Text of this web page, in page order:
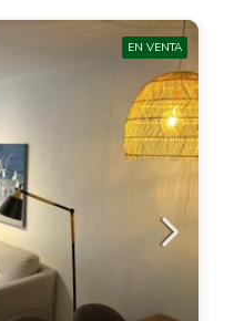
EN VENTA